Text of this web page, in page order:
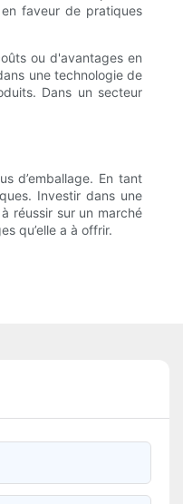
faveur de pratiques
ou d'avantages en
une technologie de
Dans un secteur
d’emballage. En tant
Investir dans une
réussir sur un marché
qu’elle a à offrir.